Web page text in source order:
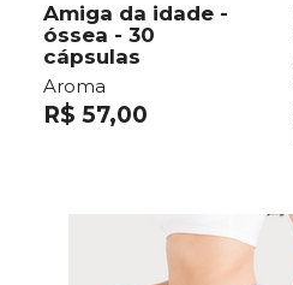
Amiga da idade -
óssea - 30
cápsulas
Aroma
R$ 57,00